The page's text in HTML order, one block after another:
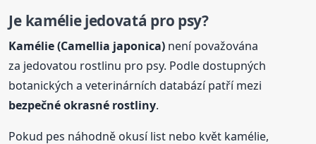
Je kamélie jedovatá pro psy?
Kamélie (Camellia japonica) není považována
za jedovatou rostlinu pro psy. Podle dostupných
botanických a veterinárních databází patří mezi
bezpečné okrasné rostliny.
Pokud pes náhodně okusí list nebo květ kamélie,